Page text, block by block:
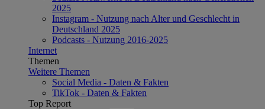
2025
Instagram - Nutzung nach Alter und Geschlecht in
Deutschland 2025
Podcasts - Nutzung 2016-2025
Internet
Themen
Weitere Themen
Social Media - Daten & Fakten
TikTok - Daten & Fakten
Top Report